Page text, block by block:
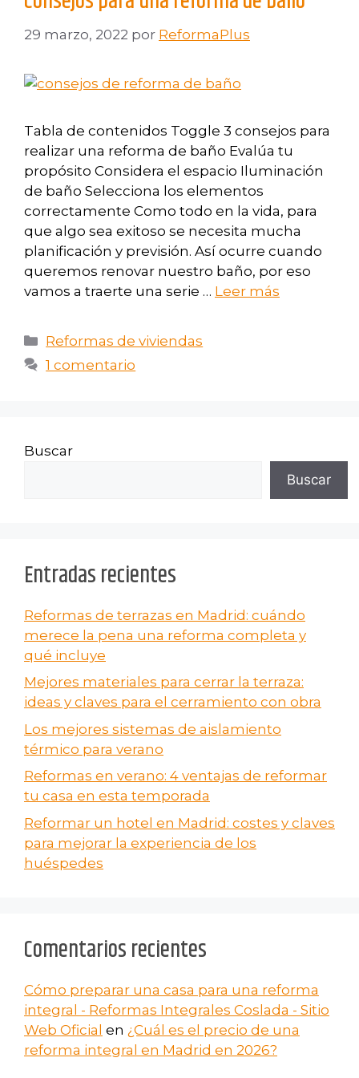
29 marzo, 2022 por ReformaPlus
Tabla de contenidos Toggle 3 consejos para
realizar una reforma de baño Evalúa tu
propósito Considera el espacio Iluminación
de baño Selecciona los elementos
correctamente Como todo en la vida, para
que algo sea exitoso se necesita mucha
planificación y previsión. Así ocurre cuando
queremos renovar nuestro baño, por eso
vamos a traerte una serie … Leer más
Reformas de viviendas
1 comentario
Buscar
Buscar
Entradas recientes
Reformas de terrazas en Madrid: cuándo
merece la pena una reforma completa y
qué incluye
Mejores materiales para cerrar la terraza:
ideas y claves para el cerramiento con obra
Los mejores sistemas de aislamiento
térmico para verano
Reformas en verano​: 4 ventajas de reformar
tu casa en esta temporada
Reformar un hotel en Madrid: costes y claves
para mejorar la experiencia de los
huéspedes
Comentarios recientes
Cómo preparar una casa para una reforma
integral - Reformas Integrales Coslada - Sitio
Web Oficial en ¿Cuál es el precio de una
reforma integral en Madrid en 2026?